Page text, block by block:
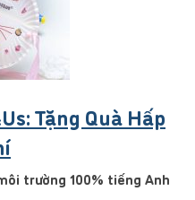
Tặng Quà Hấp
trường 100% tiếng Anh